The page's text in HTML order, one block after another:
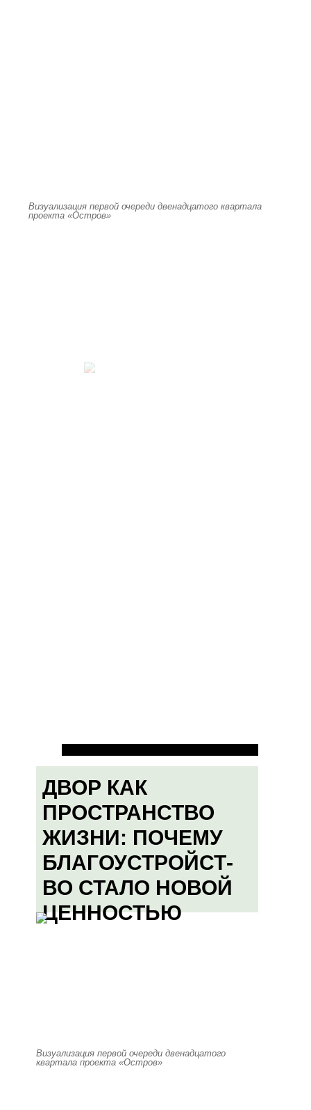
Визуализация первой очереди двенадцатого квартала
проекта «Остров»
ДВОР КАК
ПРОСТРАНСТВО
ЖИЗНИ: ПОЧЕМУ
БЛАГОУСТРОЙСТ-
ВО СТАЛО НОВОЙ
ЦЕННОСТЬЮ
Визуализация первой очереди двенадцатого
квартала проекта «Остров»